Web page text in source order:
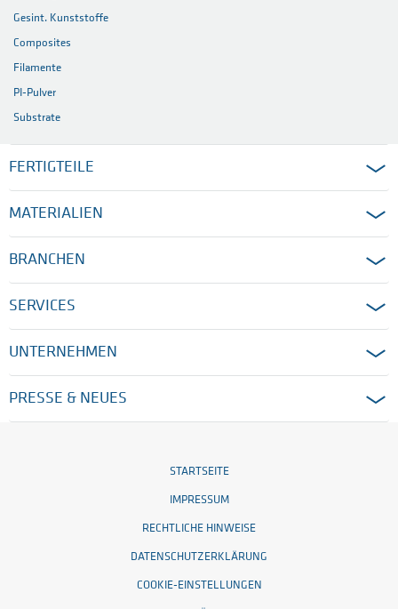
Gesint. Kunststoffe
Composites
Filamente
PI-Pulver
Substrate
FERTIGTEILE
MATERIALIEN
BRANCHEN
SERVICES
UNTERNEHMEN
PRESSE & NEUES
STARTSEITE
IMPRESSUM
RECHTLICHE HINWEISE
DATENSCHUTZERKLÄRUNG
COOKIE-EINSTELLUNGEN